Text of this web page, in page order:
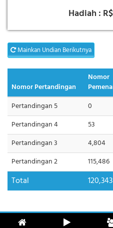
Hadiah :
Mainkan Undian Berikutnya
Nomor Pertandingan
Nomor
Pertandingan 5
0
Pertandingan 4 53
Pertandingan 3 4,804
Pertandingan 2 115,486
Total 120,343